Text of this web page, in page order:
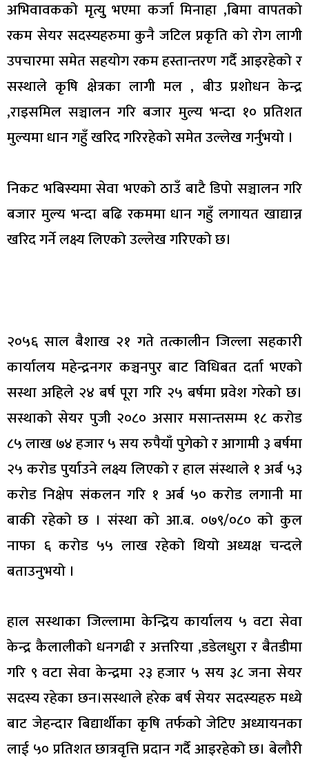
अभिवावकको मृत्युु भएमा कर्जा मिनाहा ,बिमा वापतको
रकम सेयर सदस्यहरुमा कुनै जटिल प्रकृति को रोग लागी
उपचारमा समेत सहयोग रकम हस्तान्तरण गर्दै आइरहेको र
सस्थाले कृषि क्षेत्रका लागी मल , बीउ प्रशोधन केन्द्र
,राइसमिल सञ्चालन गरि बजार मुल्य भन्दा १० प्रतिशत
मुल्यमा धान गहुँ खरिद गरिरहेको समेत उल्लेख गर्नुभयो ।
निकट भबिस्यमा सेवा भएको ठाउँ बाटै डिपो सञ्चालन गरि
बजार मुल्य भन्दा बढि रकममा धान गहुँ लगायत खाद्यान्न
खरिद गर्ने लक्ष्य लिएको उल्लेख गरिएको छ।
२०५६ साल बैशाख २१ गते तत्कालीन जिल्ला सहकारी
कार्यालय महेन्द्रनगर कञ्चनपुर बाट विधिबत दर्ता भएको
सस्था अहिले २४ बर्ष पूरा गरि २५ बर्षमा प्रवेश गरेको छ।
सस्थाको सेयर पुजी २०८० असार मसान्तसम्म १८ करोड
८५ लाख ७४ हजार ५ सय रुपैयाँ पुगेको र आगामी ३ बर्षमा
२५ करोड पुर्याउने लक्ष्य लिएको र हाल संस्थाले १ अर्ब ५३
करोड निक्षेप संकलन गरि १ अर्ब ५० करोड लगानी मा
बाकी रहेको छ । संस्था को आ.ब. ०७९/०८० को कुल
नाफा ६ करोड ५५ लाख रहेको थियो अध्यक्ष चन्दले
बताउनुभयो ।
हाल सस्थाका जिल्लामा केन्द्रिय कार्यालय ५ वटा सेवा
केन्द्र कैलालीको धनगढी र अत्तरिया ,डडेलधुरा र बैतडीमा
गरि ९ वटा सेवा केन्द्रमा २३ हजार ५ सय ३८ जना सेयर
सदस्य रहेका छन।सस्थाले हरेक बर्ष सेयर सदस्यहरु मध्ये
बाट जेहन्दार बिद्यार्थीका कृषि तर्फको जेटिए अध्यायनका
लाई ५० प्रतिशत छात्रवृत्ति प्रदान गर्दै आइरहेको छ। बेलौरी